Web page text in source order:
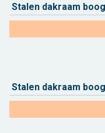
Sta­len dak­raam
Sta­len dak­raam